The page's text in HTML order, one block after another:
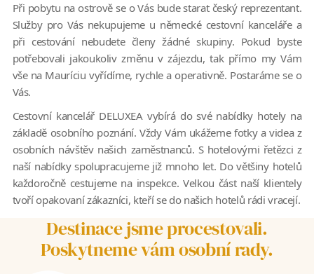
Při pobytu na ostrově se o Vás bude starat český reprezentant.
Služby pro Vás nekupujeme u německé cestovní kanceláře a
při cestování nebudete členy žádné skupiny. Pokud byste
potřebovali jakoukoliv změnu v zájezdu, tak přímo my Vám
vše na Mauríciu vyřídíme, rychle a operativně. Postaráme se o
Vás.
Cestovní kancelář DELUXEA vybírá do své nabídky hotely na
základě osobního poznání. Vždy Vám ukážeme fotky a videa z
osobních návštěv našich zaměstnanců. S hotelovými řetězci z
naší nabídky spolupracujeme již mnoho let. Do většiny hotelů
každoročně cestujeme na inspekce. Velkou část naší klientely
tvoří opakovaní zákazníci, kteří se do našich hotelů rádi vracejí.
Destinace jsme procestovali.
Poskytneme vám osobní rady.